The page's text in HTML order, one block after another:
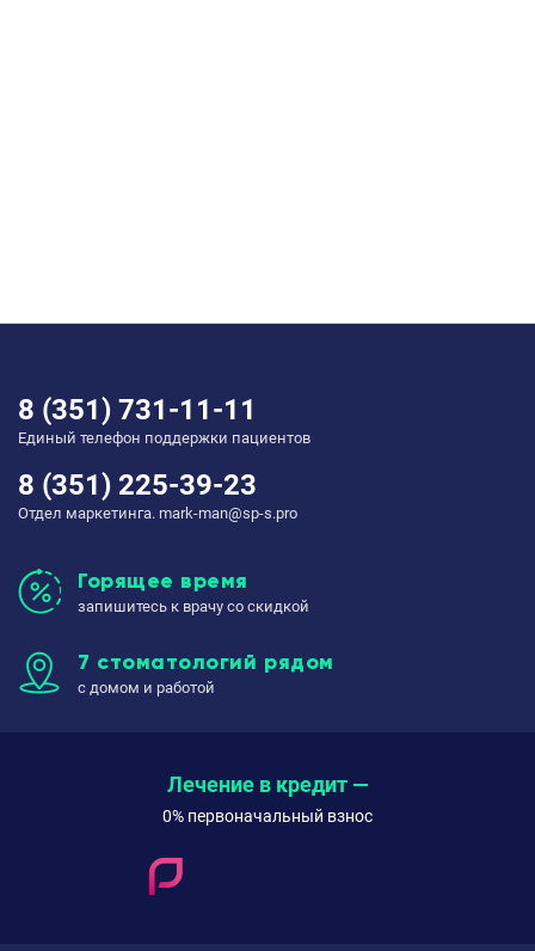
Горящее время
запишитесь к врачу со скидкой
7 стоматологий рядом
с домом и работой
Лечение в кредит —
0% первоначальный взнос
8 (351) 731-11-11
Единый телефон поддержки пациентов
8 (351) 225-39-23
Отдел маркетинга. mark-man@sp-s.pro